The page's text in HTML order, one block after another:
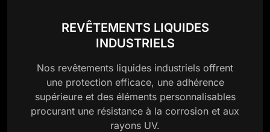
REVÊTEMENTS LIQUIDES
INDUSTRIELS
Nos revêtements liquides industriels offrent
une protection efficace, une adhérence
supérieure et des éléments personnalisables
procurant une résistance à la corrosion et aux
rayons UV.